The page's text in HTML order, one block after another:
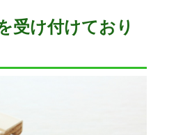
受け付けており